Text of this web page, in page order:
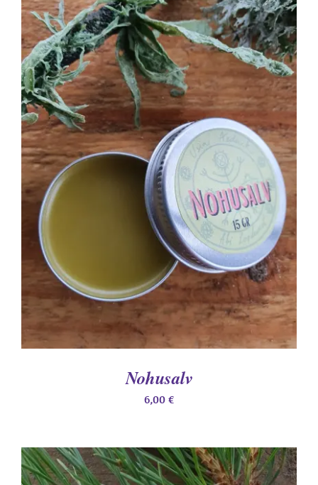
LISA KORVI
DETAILS
Nohusalv
6,00 €